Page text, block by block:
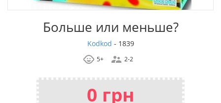
Больше или меньше?
Kodkod - 1839
5+ 2-2
0 грн